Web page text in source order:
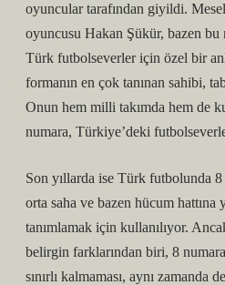
oyuncular tarafından giyildi.
oyuncusu Hakan Şükür, bazen bu
Türk futbolseverler için özel bir
formanın en çok tanınan sahibi,
Onun hem milli takımda hem de
numara, Türkiye’deki
Son yıllarda ise Türk futbolunda
orta saha ve bazen hücum hattına
tanımlamak için kullanılıyor.
belirgin farklarından biri, 8
sınırlı kalmaması, aynı zamanda